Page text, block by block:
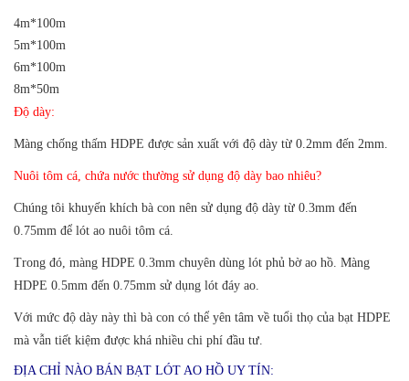
4m*100m
5m*100m
6m*100m
8m*50m
Độ dày:
Màng chống thấm HDPE được sản xuất với độ dày từ 0.2mm đến 2mm.
Nuôi tôm cá, chứa nước thường sử dụng độ dày bao nhiêu?
Chúng tôi khuyến khích bà con nên sử dụng độ dày từ 0.3mm đến
0.75mm để lót ao nuôi tôm cá.
Trong đó, màng HDPE 0.3mm chuyên dùng lót phủ bờ ao hồ. Màng
HDPE 0.5mm đến 0.75mm sử dụng lót đáy ao.
Với mức độ dày này thì bà con có thể yên tâm về tuổi thọ của bạt HDPE
mà vẫn tiết kiệm được khá nhiều chi phí đầu tư.
ĐỊA CHỈ NÀO BÁN BẠT LÓT AO HỒ UY TÍN: